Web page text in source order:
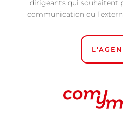
dirigeants qui souhaitent
communication ou